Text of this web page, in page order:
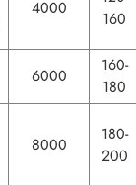
4000
160
6000
160-
180
8000
180-
200